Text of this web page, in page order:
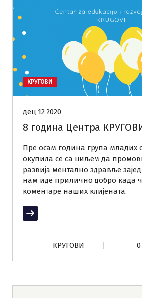
КРУГОВИ
дец 12 2020
8 година Центра
Пре осам година група младих
окупила се са циљем да
развија ментално здравље
нам иде прилично добро када
коментаре наших клијената.
Прочитај више
KРУГОВИ